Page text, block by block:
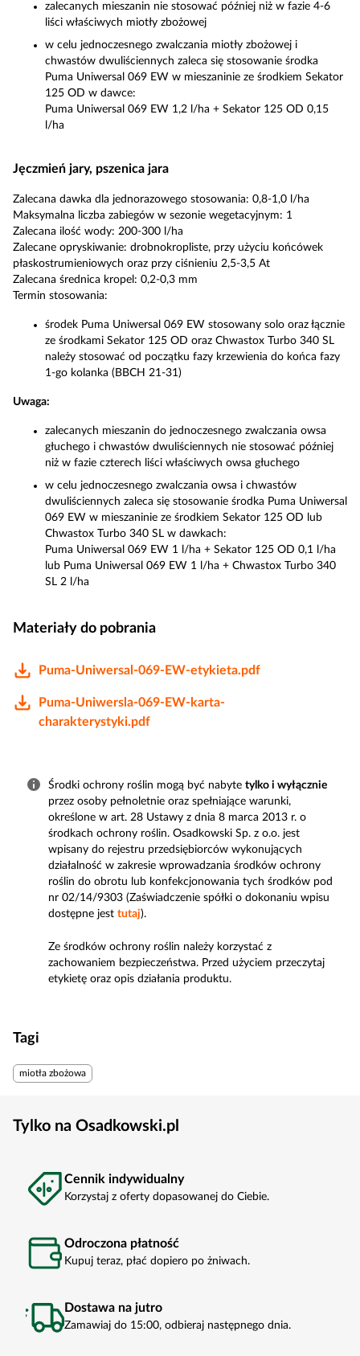
zalecanych mieszanin nie stosować później niż w fazie 4-6
liści właściwych miotły zbożowej
w celu jednoczesnego zwalczania miotły zbożowej i
chwastów dwuliściennych zaleca się stosowanie środka
Puma Uniwersal 069 EW w mieszaninie ze środkiem Sekator
125 OD w dawce:
Puma Uniwersal 069 EW 1,2 l/ha + Sekator 125 OD 0,15
l/ha
Jęczmień jary, pszenica jara
Zalecana dawka dla jednorazowego stosowania: 0,8-1,0 l/ha
Maksymalna liczba zabiegów w sezonie wegetacyjnym: 1
Zalecana ilość wody: 200-300 l/ha
Zalecane opryskiwanie: drobnokropliste, przy użyciu końcówek
płaskostrumieniowych oraz przy ciśnieniu 2,5-3,5 At
Zalecana średnica kropel: 0,2-0,3 mm
Termin stosowania:
środek Puma Uniwersal 069 EW stosowany solo oraz łącznie
ze środkami Sekator 125 OD oraz Chwastox Turbo 340 SL
należy stosować od początku fazy krzewienia do końca fazy
1-go kolanka (BBCH 21-31)
Uwaga:
zalecanych mieszanin do jednoczesnego zwalczania owsa
głuchego i chwastów dwuliściennych nie stosować później
niż w fazie czterech liści właściwych owsa głuchego
w celu jednoczesnego zwalczania owsa i chwastów
dwuliściennych zaleca się stosowanie środka Puma Uniwersal
069 EW w mieszaninie ze środkiem Sekator 125 OD lub
Chwastox Turbo 340 SL w dawkach:
Puma Uniwersal 069 EW 1 l/ha + Sekator 125 OD 0,1 l/ha
lub Puma Uniwersal 069 EW 1 l/ha + Chwastox Turbo 340
SL 2 l/ha
Materiały do pobrania
Puma-Uniwersal-069-EW-etykieta.pdf
Puma-Uniwersla-069-EW-karta-
charakterystyki.pdf
Środki ochrony roślin mogą być nabyte tylko i wyłącznie
przez osoby pełnoletnie oraz spełniające warunki,
określone w art. 28 Ustawy z dnia 8 marca 2013 r. o
środkach ochrony roślin. Osadkowski Sp. z o.o. jest
wpisany do rejestru przedsiębiorców wykonujących
działalność w zakresie wprowadzania środków ochrony
roślin do obrotu lub konfekcjonowania tych środków pod
nr 02/14/9303 (Zaświadczenie spółki o dokonaniu wpisu
dostępne jest tutaj).
Ze środków ochrony roślin należy korzystać z
zachowaniem bezpieczeństwa. Przed użyciem przeczytaj
etykietę oraz opis działania produktu.
Tagi
miotła zbożowa
Tylko na Osadkowski.pl
Cennik indywidualny
Korzystaj z oferty dopasowanej do Ciebie.
Odroczona płatność
Kupuj teraz, płać dopiero po żniwach.
Dostawa na jutro
Zamawiaj do 15:00, odbieraj następnego dnia.